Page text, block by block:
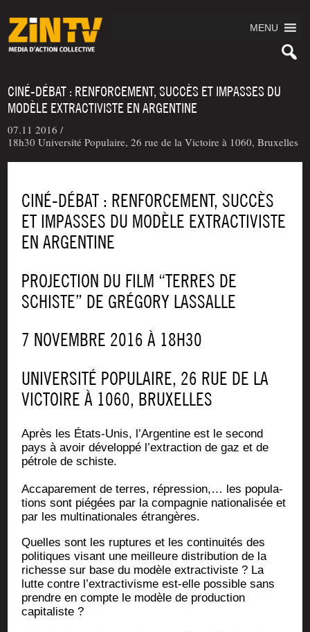
MENU
CINÉ-DÉBAT : RENFORCEMENT, SUCCÈS ET IMPASSES DU
MODÈLE EXTRACTIVISTE EN ARGENTINE
07.11 2016 /
18h30 Université Populaire, 26 rue de la Victoire à 1060, Bruxelles
CINÉ-DÉBAT : RENFORCEMENT, SUCCÈS
ET IMPASSES DU MODÈLE EXTRACTIVISTE
EN ARGENTINE
PRO­JEC­TION DU FILM “TERRES DE
SCHISTE” DE GRÉ­GO­RY LASSALLE
7 NOVEMBRE 2016 À 18H30
UNI­VER­SI­TÉ POPU­LAIRE, 26 RUE DE LA
VIC­TOIRE À 1060, BRUXELLES
Après les États-Unis, l’Argentine est le second
pays à avoir déve­lop­pé l’extraction de gaz et de
pétrole de schiste.
Acca­pa­re­ment de terres, répres­sion,… les popu­la­
tions sont pié­gées par la com­pa­gnie natio­na­li­sée et
par les mul­ti­na­tio­nales étrangères.
Quelles sont les rup­tures et les conti­nui­tés des
poli­tiques visant une meilleure dis­tri­bu­tion de la
richesse sur base du modèle extrac­ti­viste ? La
lutte contre l’extractivisme est-elle pos­sible sans
prendre en compte le modèle de pro­duc­tion
capitaliste ?